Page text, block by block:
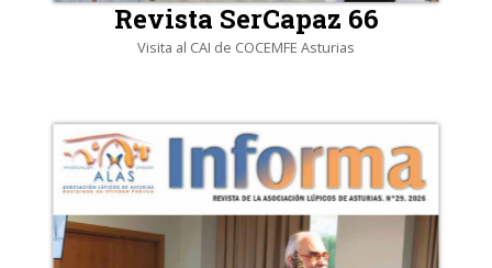
Revista SerCapaz 66
Visita al CAI de COCEMFE Asturias